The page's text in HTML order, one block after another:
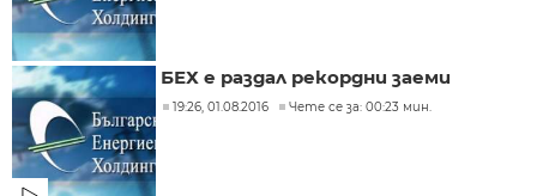
БЕХ е раздал рекордни заеми
19:26, 01.08.2016 Чете се за: 00:23 мин.